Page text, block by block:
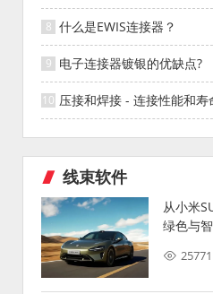
什么是EWIS连接器？
电子连接器镀银的优缺点?
压接和焊接 - 连接性能和寿
线束软件
从小米
绿色与
25771